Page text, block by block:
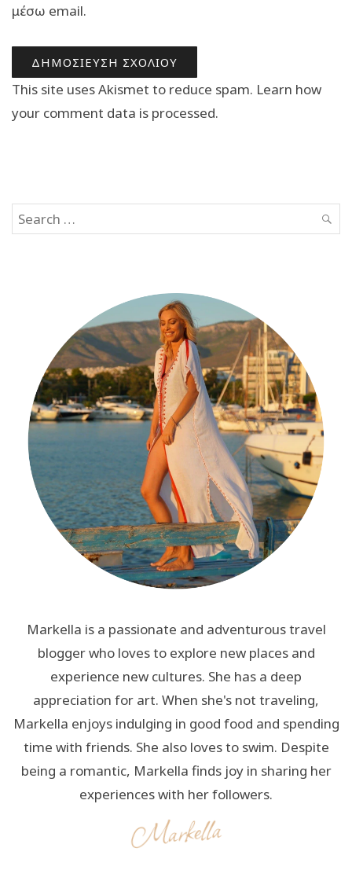
μέσω email.
This site uses Akismet to reduce spam. Learn how
your comment data is processed.
Search
for:
Markella is a passionate and adventurous travel
blogger who loves to explore new places and
experience new cultures. She has a deep
appreciation for art. When she's not traveling,
Markella enjoys indulging in good food and spending
time with friends. She also loves to swim. Despite
being a romantic, Markella finds joy in sharing her
experiences with her followers.